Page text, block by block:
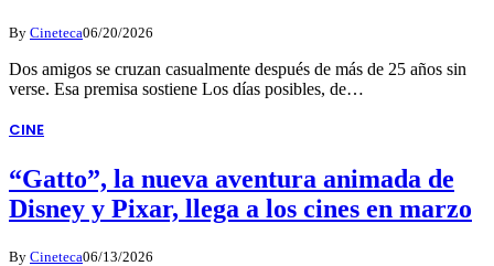
By Cineteca06/20/2026
Dos amigos se cruzan casualmente después de más de 25 años sin
verse. Esa premisa sostiene Los días posibles, de…
CINE
“Gatto”, la nueva aventura animada de
Disney y Pixar, llega a los cines en marzo
By Cineteca06/13/2026